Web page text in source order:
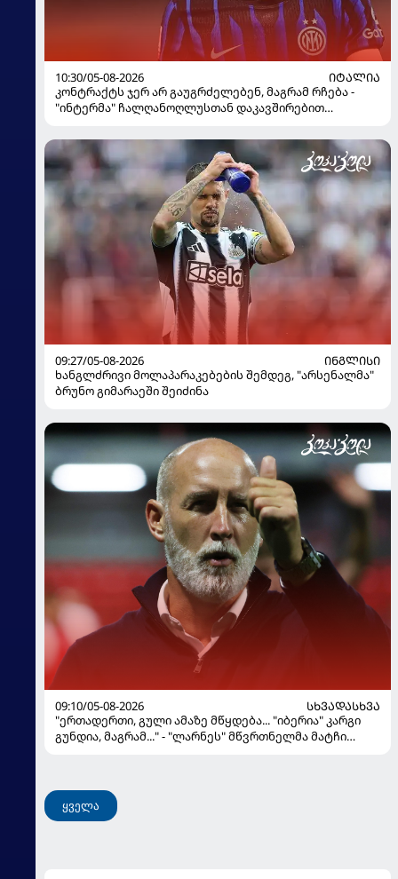
10:30/05-08-2026
ᲘᲢᲐᲚᲘᲐ
კონტრაქტს ჯერ არ გაუგრძელებენ, მაგრამ რჩება -
"ინტერმა" ჩალღანოღლუსთან დაკავშირებით
09:27/05-08-2026
ᲘᲜᲒᲚᲘᲡᲘ
ხანგლძრივი მოლაპარაკებების შემდეგ, "არსენალმა"
ბრუნო გიმარაეში შეიძინა
09:10/05-08-2026
ᲡᲮᲕᲐᲓᲐᲡᲮᲕᲐ
"ერთადერთი, გული ამაზე მწყდება... "იბერია" კარგი
გუნდია, მაგრამ..." - "ლარნეს" მწვრთნელმა მატჩი
ყველა